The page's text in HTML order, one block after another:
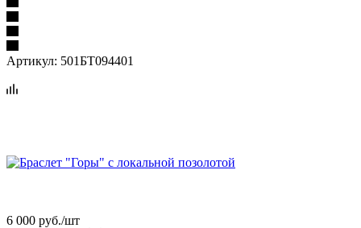
Артикул: 501БТ094401
6 000 руб./шт